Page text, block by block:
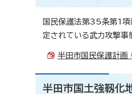
国民保護法第35条第1項
定されている武力攻撃事
半田市国民保護計画
半田市国土強靱化